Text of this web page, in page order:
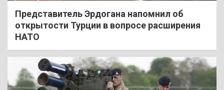
Представитель Эрдогана напомнил об
открытости Турции в вопросе расширения
НАТО